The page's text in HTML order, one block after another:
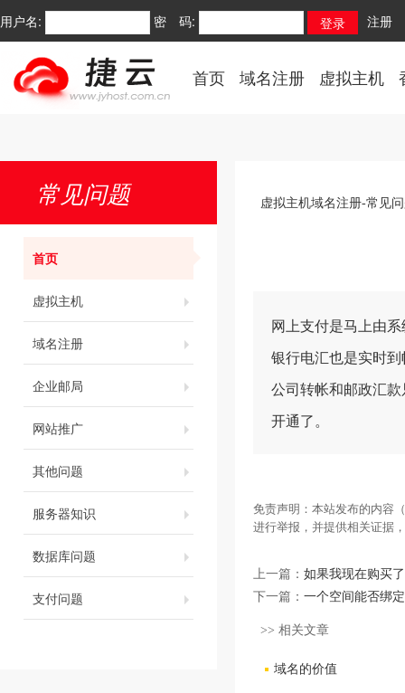
用户名: 密 码: 注册
首页 域名注册 虚拟主机
常见问题
首页
虚拟主机
域名注册
企业邮局
网站推广
其他问题
服务器知识
数据库问题
支付问题
虚拟主机域名注册-常见
网上支付是马上由
银行电汇也是实时
公司转帐和邮政汇
开通了。
免责声明：本站发布的内容
进行举报，并提供相关证据
上一篇： 如果我现在购买
下一篇： 一个空间能否绑
>> 相关文章
域名的价值